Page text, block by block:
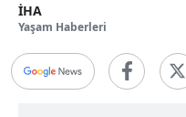
İHA
Yaşam Haberleri